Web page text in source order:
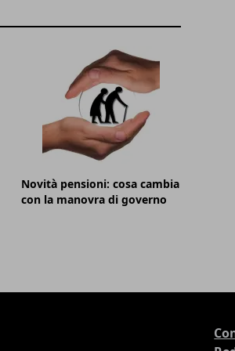
Novità pensioni: cosa cambia
con la manovra di governo